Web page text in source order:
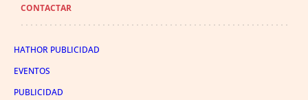
CONTACTAR
HATHOR PUBLICIDAD
EVENTOS
PUBLICIDAD